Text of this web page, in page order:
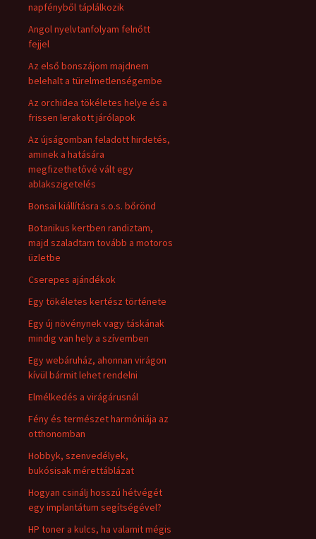
napfényből táplálkozik
Angol nyelvtanfolyam felnőtt
fejjel
Az első bonszájom majdnem
belehalt a türelmetlenségembe
Az orchidea tökéletes helye és a
frissen lerakott járólapok
Az újságomban feladott hirdetés,
aminek a hatására
megfizethetővé vált egy
ablakszigetelés
Bonsai kiállításra s.o.s. bőrönd
Botanikus kertben randiztam,
majd szaladtam tovább a motoros
üzletbe
Cserepes ajándékok
Egy tökéletes kertész története
Egy új növénynek vagy táskának
mindig van hely a szívemben
Egy webáruház, ahonnan virágon
kívül bármit lehet rendelni
Elmélkedés a virágárusnál
Fény és természet harmóniája az
otthonomban
Hobbyk, szenvedélyek,
bukósisak mérettáblázat
Hogyan csinálj hosszú hétvégét
egy implantátum segítségével?
HP toner a kulcs, ha valamit mégis